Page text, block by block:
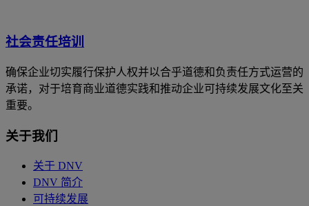
社会责任培训
确保企业切实履行保护人权并以合乎道德和负责任方式运营的
承诺，对于培育商业道德实践和推动企业可持续发展文化至关
重要。
关于我们
关于 DNV
DNV 简介
可持续发展